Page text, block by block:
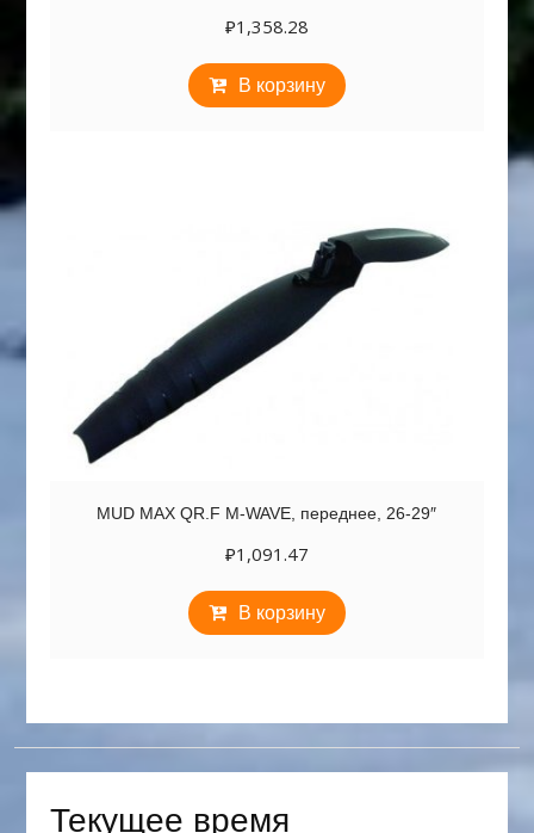
₽1,358.28
В корзину
MUD MAX QR.F M-WAVE, переднее, 26-29″
₽1,091.47
В корзину
Текущее время